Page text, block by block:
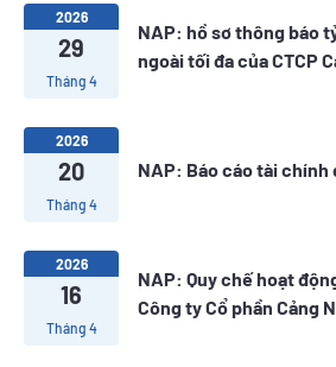
2026
29
Tháng 4
NAP: hồ sơ thông báo
ngoài tối đa của CTCP
2026
20
Tháng 4
NAP: Báo cáo tài chính
2026
16
Tháng 4
NAP: Quy chế hoạt
Công ty Cổ phần Cảng